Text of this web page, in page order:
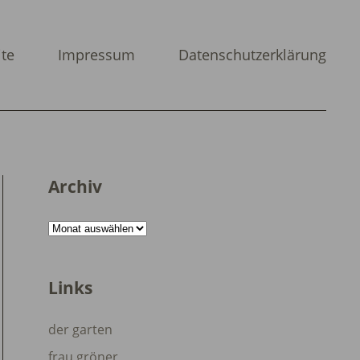
Impressum Datenschutzerklärung
Archiv
Archiv
Links
der garten